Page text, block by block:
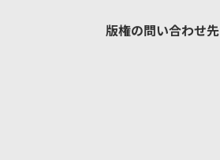
版権の問い合わせ先